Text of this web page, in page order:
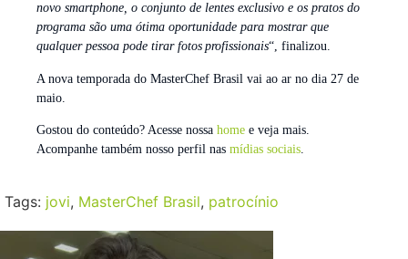
novo smartphone, o conjunto de lentes exclusivo e os pratos do
programa são uma ótima oportunidade para mostrar que
qualquer pessoa pode tirar fotos profissionais“, finalizou.
A nova temporada do MasterChef Brasil vai ao ar no dia 27 de
maio.
Gostou do conteúdo? Acesse nossa home e veja mais.
Acompanhe também nosso perfil nas mídias sociais.
Tags: jovi, MasterChef Brasil, patrocínio